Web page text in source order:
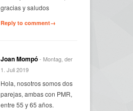
gracias y saludos
Reply to comment→
Joan Mompó- Montag, der
1. Juli 2019
Hola, nosotros somos dos
parejas, ambas con PMR,
entre 55 y 65 años.